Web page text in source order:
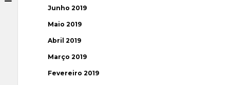
Junho 2019
Maio 2019
Abril 2019
Março 2019
Fevereiro 2019